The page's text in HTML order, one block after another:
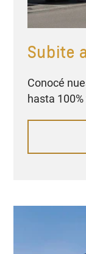
Subite
Conocé
hasta